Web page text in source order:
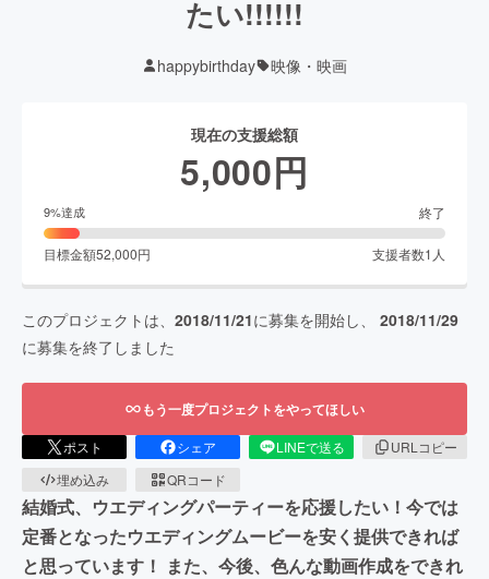
たい!!!!!!
happybirthday 映像・映画
現在の支援総額
5,000円
9%達成 終了
目標金額52,000円 支援者数1 人
このプロジェクトは、 2018/11/21に募集を開始し、 2018/11/29
に募集を終了しました
もう一度プロジェクトをやってほしい
ポスト シェア LINEで送る
URLコピー
埋め込み
QRコード
結婚式、ウエディングパーティーを応援したい！今では
定番となったウエディングムービーを安く提供できれば
と思っています！ また、今後、色んな動画作成をできれ